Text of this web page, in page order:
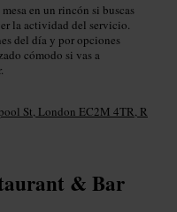
en un rincón si buscas
la actividad del servicio.
del día y por opciones
cómodo si vas a
St, London EC2M 4TR, R
& Bar